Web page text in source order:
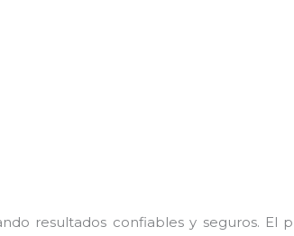
resultados confiables y seguros.